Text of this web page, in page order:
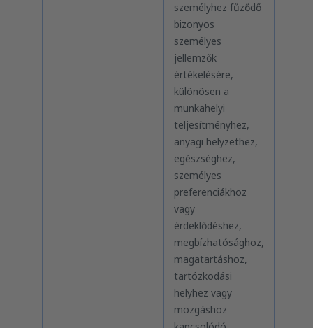
személyhez fűződő
bizonyos
személyes
jellemzők
értékelésére,
különösen a
munkahelyi
teljesítményhez,
anyagi helyzethez,
egészséghez,
személyes
preferenciákhoz
vagy
érdeklődéshez,
megbízhatósághoz,
magatartáshoz,
tartózkodási
helyhez vagy
mozgáshoz